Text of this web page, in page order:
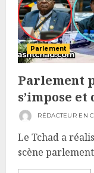
Parlement
Parlement
s’impose et
RÉDACTEUR EN
Le Tchad a
scène